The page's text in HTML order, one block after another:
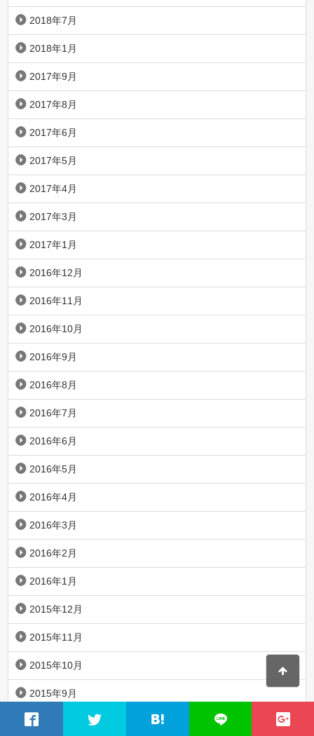
2018年7月
2018年1月
2017年9月
2017年8月
2017年6月
2017年5月
2017年4月
2017年3月
2017年1月
2016年12月
2016年11月
2016年10月
2016年9月
2016年8月
2016年7月
2016年6月
2016年5月
2016年4月
2016年3月
2016年2月
2016年1月
2015年12月
2015年11月
2015年10月
2015年9月
2015年8月